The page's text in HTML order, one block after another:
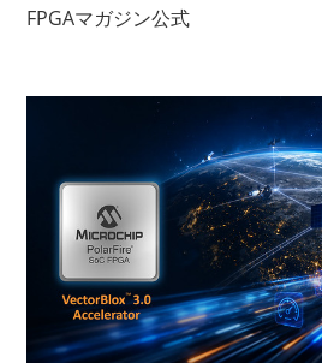
FPGAマガジン公式